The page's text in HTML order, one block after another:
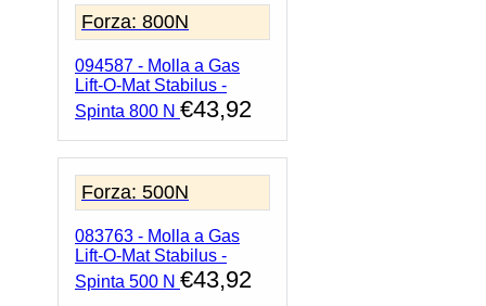
Forza: 800N
094587 - Molla a Gas
Lift-O-Mat Stabilus -
Spinta 800 N €43,92
Forza: 500N
083763 - Molla a Gas
Lift-O-Mat Stabilus -
Spinta 500 N €43,92